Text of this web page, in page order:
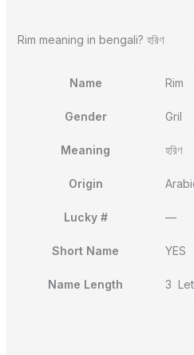
Rim meaning in bengali? হরিণ
Name Rim
Gender Gril
Meaning হরিণ
Origin
Lucky # —
Short Name YES
Name Length 3